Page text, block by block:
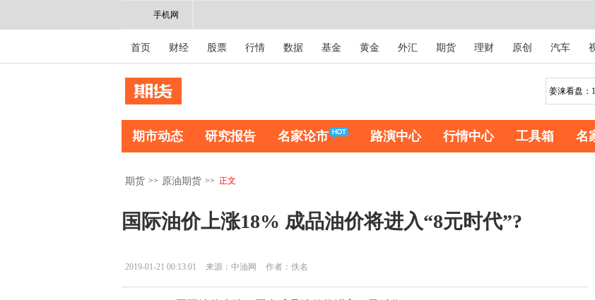
手机网
首页 财经 股票 行情 数据 基金 黄金 外汇 期货 理财 原创 汽车
期市动态 研究报告 名家论市 路演中心 行情中心 工具箱 名
期货 >> 原油期货 >> 正文
国际油价上涨18% 成品油价将进入“8元时代”?
2019-01-21 00:13:01 来源：中油网 作者：佚名